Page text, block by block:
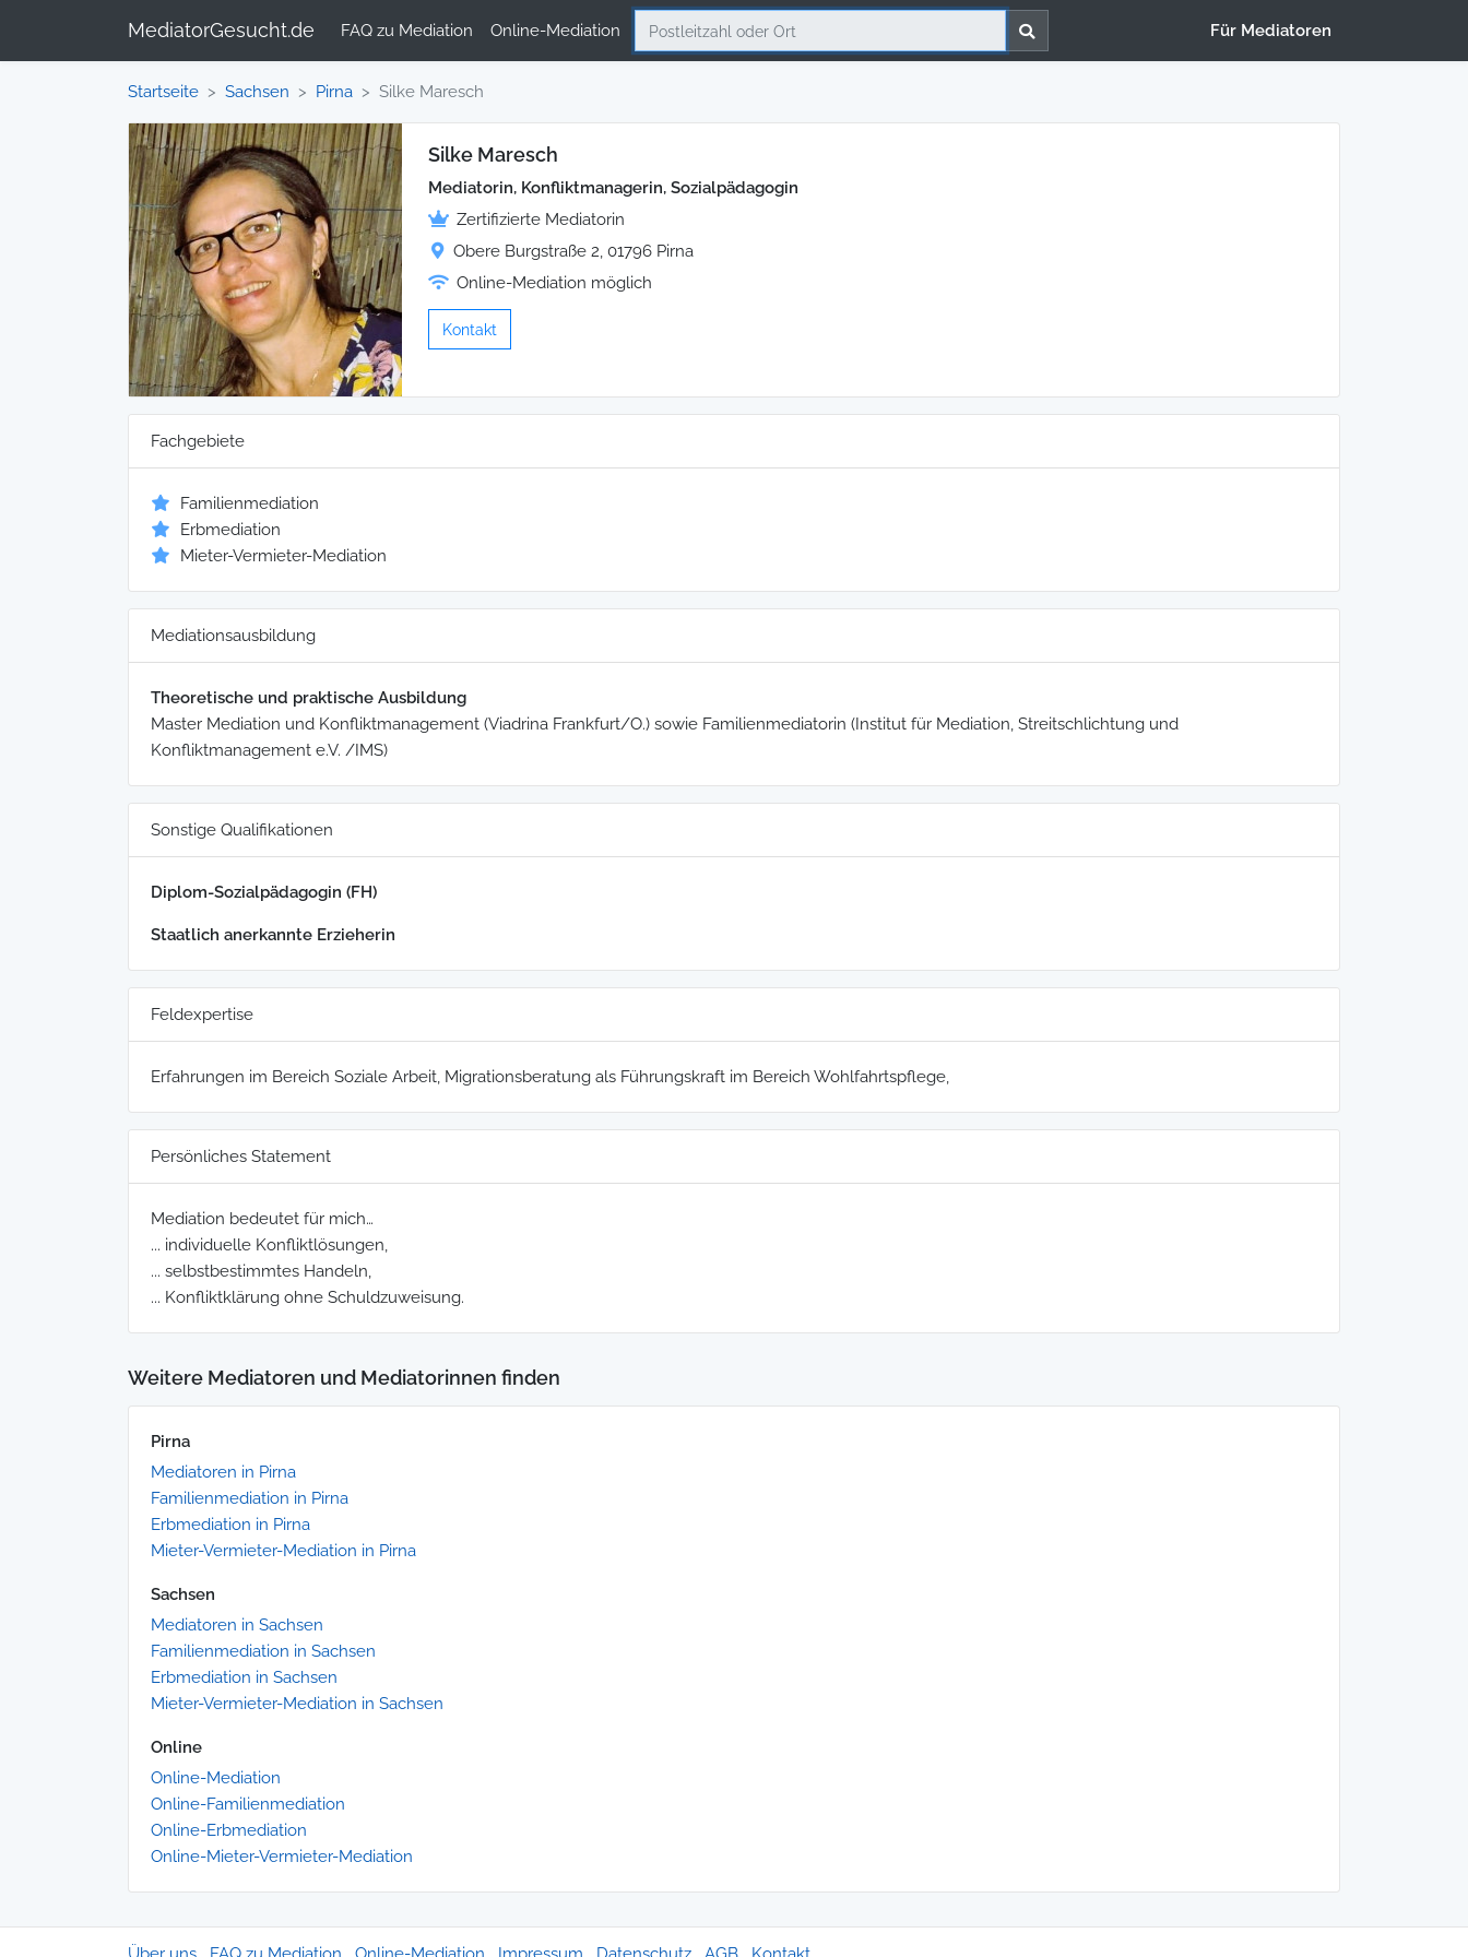
MediatorGesucht.de FAQ zu Mediation Online-Mediation Für Mediatoren
Startseite Sachsen Pirna Silke Maresch
Silke Maresch
Mediatorin, Konfliktmanagerin, Sozialpädagogin
Zertifizierte Mediatorin
Obere Burgstraße 2, 01796 Pirna
Online-Mediation möglich
Kontakt
Fachgebiete
Familienmediation
Erbmediation
Mieter-Vermieter-Mediation
Mediationsausbildung
Theoretische und praktische Ausbildung
Master Mediation und Konfliktmanagement (Viadrina Frankfurt/O.) sowie Familienmediatorin (Institut für Mediation, Streitschlichtung und
Konfliktmanagement e.V. /IMS)
Sonstige Qualifikationen
Diplom-Sozialpädagogin (FH)
Staatlich anerkannte Erzieherin
Feldexpertise
Erfahrungen im Bereich Soziale Arbeit, Migrationsberatung als Führungskraft im Bereich Wohlfahrtspflege,
Persönliches Statement
Mediation bedeutet für mich…
... individuelle Konfliktlösungen,
... selbstbestimmtes Handeln,
... Konfliktklärung ohne Schuldzuweisung.
Weitere Mediatoren und Mediatorinnen finden
Pirna
Mediatoren in Pirna
Familienmediation in Pirna
Erbmediation in Pirna
Mieter-Vermieter-Mediation in Pirna
Sachsen
Mediatoren in Sachsen
Familienmediation in Sachsen
Erbmediation in Sachsen
Mieter-Vermieter-Mediation in Sachsen
Online
Online-Mediation
Online-Familienmediation
Online-Erbmediation
Online-Mieter-Vermieter-Mediation